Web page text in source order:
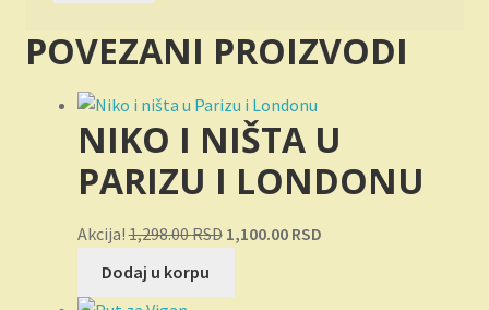
POVEZANI PROIZVODI
NIKO I NIŠTA U
PARIZU I LONDONU
Akcija!1,298.00RSD Originalna
1,100.00 RSDTrenutna
Dodaj u korpu